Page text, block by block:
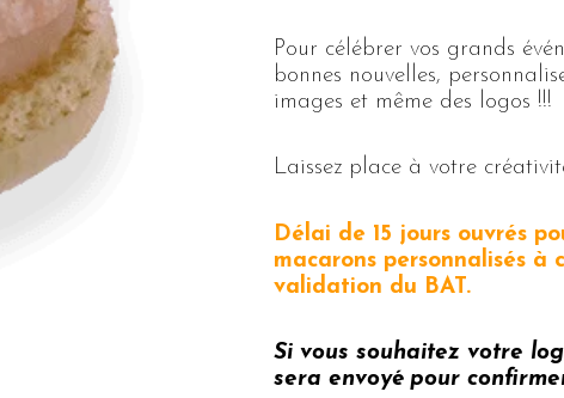
Pour célébrer vos grands
bonnes nouvelles,
images et même des logos !!!
Laissez place à votre
Délai de 15 jours ouvrés
macarons personnalisés
validation du BAT.
Si vous souhaitez votre
sera envoyé pour